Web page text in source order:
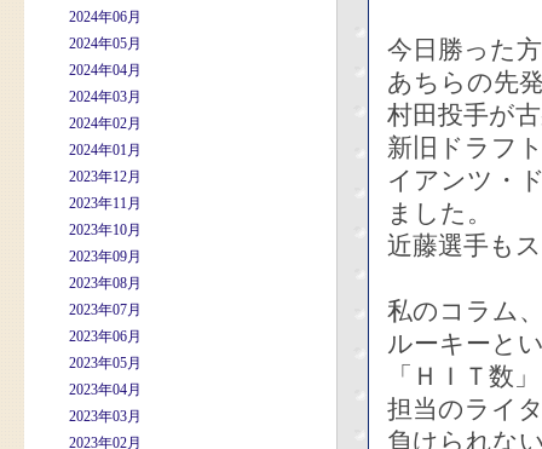
2024年06月
2024年05月
2024年04月
2024年03月
2024年02月
2024年01月
2023年12月
2023年11月
2023年10月
2023年09月
2023年08月
2023年07月
2023年06月
2023年05月
2023年04月
2023年03月
2023年02月
今日勝った
あちらの先
村田投手が
新旧ドラフ
イアンツ・
ました。
近藤選手も
私のコラム
ルーキーと
「ＨＩＴ数
担当のライ
負けられな